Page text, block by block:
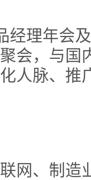
经理年会
会，与
人脉、推
网、制造